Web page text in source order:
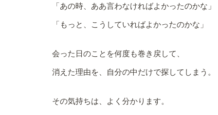
「あの時、ああ言わなければよかったのかな」
「もっと、こうしていればよかったのかな」
会った日のことを何度も巻き戻して、
消えた理由を、自分の中だけで探してしまう。
その気持ちは、よく分かります。